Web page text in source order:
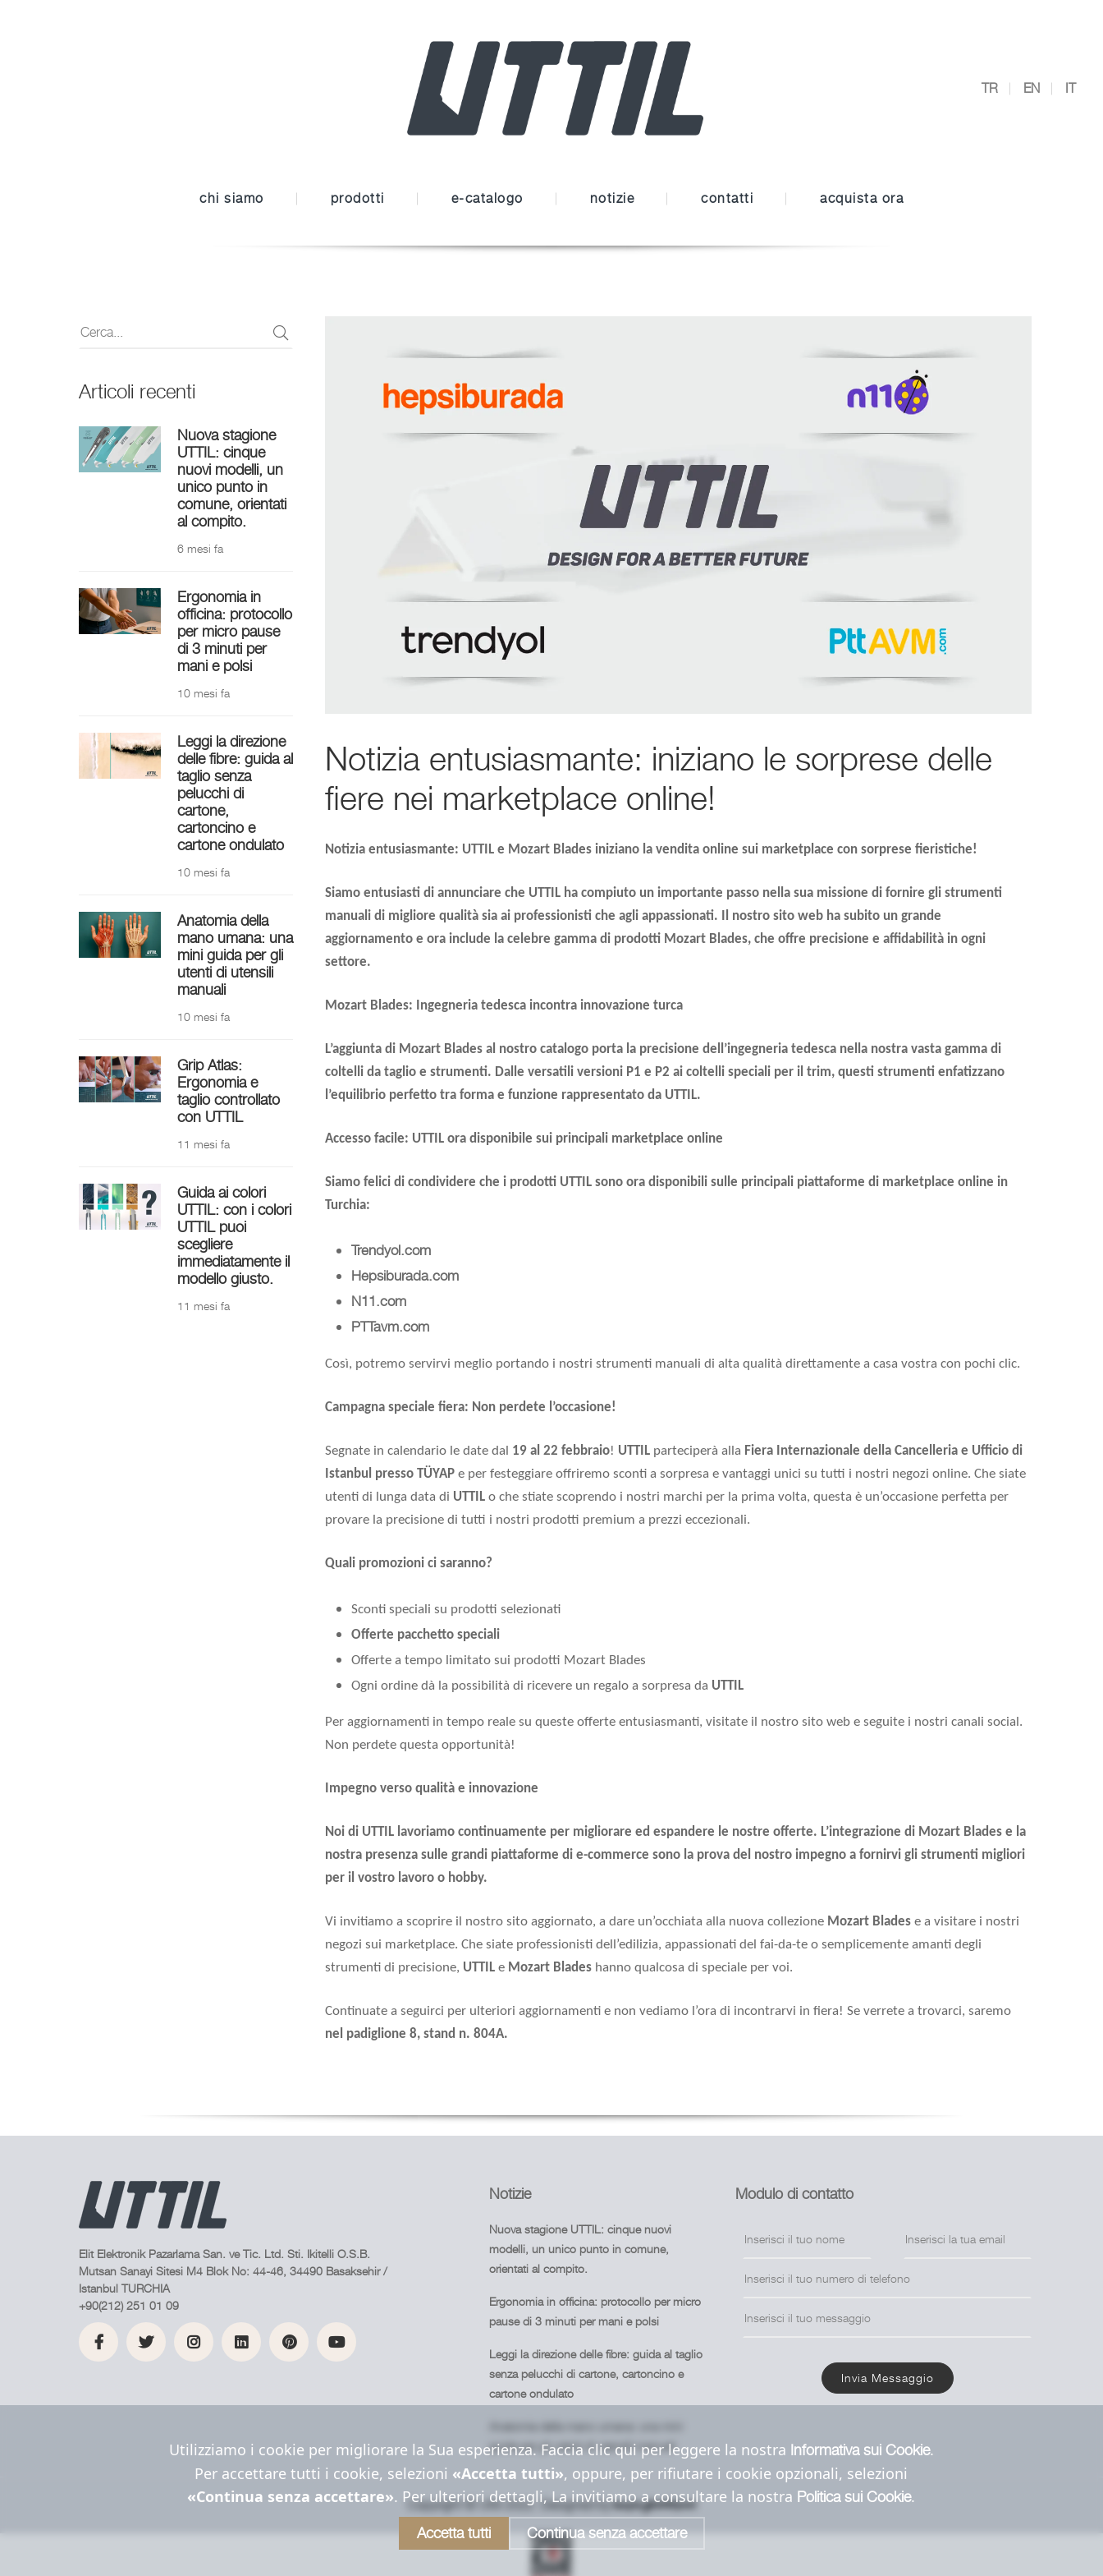
TR EN IT
chi siamo prodotti e-catalogo notizie contatti acquista ora
Notizia entusiasmante: iniziano le sorprese delle
fiere nei marketplace online!
Notizia entusiasmante: UTTIL e Mozart Blades iniziano la vendita online sui marketplace con sorprese fieristiche!
Siamo entusiasti di annunciare che UTTIL ha compiuto un importante passo nella sua missione di fornire gli strumenti
manuali di migliore qualità sia ai professionisti che agli appassionati. Il nostro sito web ha subito un grande
aggiornamento e ora include la celebre gamma di prodotti Mozart Blades, che offre precisione e affidabilità in ogni
settore.
Mozart Blades: Ingegneria tedesca incontra innovazione turca
L’aggiunta di Mozart Blades al nostro catalogo porta la precisione dell’ingegneria tedesca nella nostra vasta gamma di
coltelli da taglio e strumenti. Dalle versatili versioni P1 e P2 ai coltelli speciali per il trim, questi strumenti enfatizzano
l’equilibrio perfetto tra forma e funzione rappresentato da UTTIL.
Accesso facile: UTTIL ora disponibile sui principali marketplace online
Siamo felici di condividere che i prodotti UTTIL sono ora disponibili sulle principali piattaforme di marketplace online in
Turchia:
Trendyol.com
Hepsiburada.com
N11.com
PTTavm.com
Così, potremo servirvi meglio portando i nostri strumenti manuali di alta qualità direttamente a casa vostra con pochi clic.
Campagna speciale fiera: Non perdete l’occasione!
Segnate in calendario le date dal 19 al 22 febbraio! UTTIL parteciperà alla Fiera Internazionale della Cancelleria e Ufficio di
Istanbul presso TÜYAP e per festeggiare offriremo sconti a sorpresa e vantaggi unici su tutti i nostri negozi online. Che siate
utenti di lunga data di UTTIL o che stiate scoprendo i nostri marchi per la prima volta, questa è un’occasione perfetta per
provare la precisione di tutti i nostri prodotti premium a prezzi eccezionali.
Quali promozioni ci saranno?
Sconti speciali su prodotti selezionati
Offerte pacchetto speciali
Offerte a tempo limitato sui prodotti Mozart Blades
Ogni ordine dà la possibilità di ricevere un regalo a sorpresa da UTTIL
Per aggiornamenti in tempo reale su queste offerte entusiasmanti, visitate il nostro sito web e seguite i nostri canali social.
Non perdete questa opportunità!
Impegno verso qualità e innovazione
Noi di UTTIL lavoriamo continuamente per migliorare ed espandere le nostre offerte. L’integrazione di Mozart Blades e la
nostra presenza sulle grandi piattaforme di e-commerce sono la prova del nostro impegno a fornirvi gli strumenti migliori
per il vostro lavoro o hobby.
Vi invitiamo a scoprire il nostro sito aggiornato, a dare un’occhiata alla nuova collezione Mozart Blades e a visitare i nostri
negozi sui marketplace. Che siate professionisti dell’edilizia, appassionati del fai-da-te o semplicemente amanti degli
strumenti di precisione, UTTIL e Mozart Blades hanno qualcosa di speciale per voi.
Continuate a seguirci per ulteriori aggiornamenti e non vediamo l’ora di incontrarvi in fiera! Se verrete a trovarci, saremo
nel padiglione 8, stand n. 804A.
Articoli recenti
Nuova stagione
UTTIL: cinque
nuovi modelli, un
unico punto in
comune, orientati
al compito.
6 mesi fa
Ergonomia in
officina: protocollo
per micro pause
di 3 minuti per
mani e polsi
10 mesi fa
Leggi la direzione
delle fibre: guida al
taglio senza
pelucchi di
cartone,
cartoncino e
cartone ondulato
10 mesi fa
Anatomia della
mano umana: una
mini guida per gli
utenti di utensili
manuali
10 mesi fa
Grip Atlas:
Ergonomia e
taglio controllato
con UTTIL
11 mesi fa
Guida ai colori
UTTIL: con i colori
UTTIL puoi
scegliere
immediatamente il
modello giusto.
11 mesi fa
Elit Elektronik Pazarlama San. ve Tic. Ltd. Sti. Ikitelli O.S.B.
Mutsan Sanayi Sitesi M4 Blok No: 44-46, 34490 Basaksehir /
Istanbul TURCHIA
+90(212) 251 01 09
Notizie
Nuova stagione UTTIL: cinque nuovi
modelli, un unico punto in comune,
orientati al compito.
Ergonomia in officina: protocollo per micro
pause di 3 minuti per mani e polsi
Leggi la direzione delle fibre: guida al taglio
senza pelucchi di cartone, cartoncino e
cartone ondulato
guida per gli utenti di utensili manuali
Modulo di contatto
Invia Messaggio
Copyright © Uttil 2022. Designed by
Utilizziamo i cookie per migliorare la Sua esperienza. Faccia clic qui per leggere la nostra Informativa sui Cookie.
Per accettare tutti i cookie, selezioni «Accetta tutti», oppure, per rifiutare i cookie opzionali, selezioni
«Continua senza accettare». Per ulteriori dettagli, La invitiamo a consultare la nostra Politica sui Cookie.
Accetta tutti Continua senza accettare